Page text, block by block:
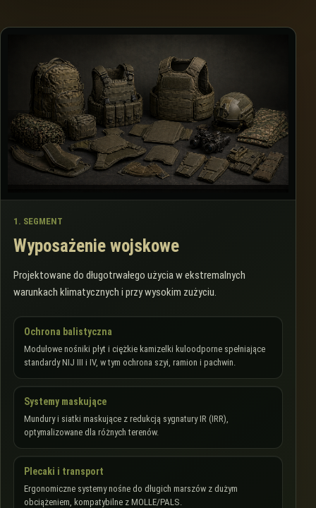
1. SEGMENT
Wyposażenie wojskowe
Projektowane do długotrwałego użycia w ekstremalnych
warunkach klimatycznych i przy wysokim zużyciu.
Ochrona balistyczna
Modułowe nośniki płyt i ciężkie kamizelki kuloodporne spełniające
standardy NIJ III i IV, w tym ochrona szyi, ramion i pachwin.
Systemy maskujące
Mundury i siatki maskujące z redukcją sygnatury IR (IRR),
optymalizowane dla różnych terenów.
Plecaki i transport
Ergonomiczne systemy nośne do długich marszów z dużym
obciążeniem, kompatybilne z MOLLE/PALS.